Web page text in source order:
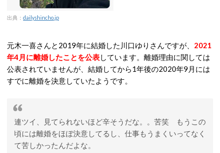
出典： dailyshincho.jp
元木一喜さんと2019年に結婚した川口ゆりさんですが、 2021
年4月に離婚したことを公表しています。離婚理由に関しては
公表されていませんが、結婚してから1年後の2020年9月には
すでに離婚を決意していたようです。
連ツイ、見てられないほど辛そうだな。。苦笑 もうこの
頃には離婚をほぼ決意してるし、仕事もうまくいってなく
て苦しかったんだよな。